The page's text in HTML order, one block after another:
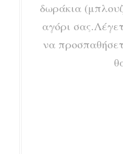
δωράκια
αγόρι
να